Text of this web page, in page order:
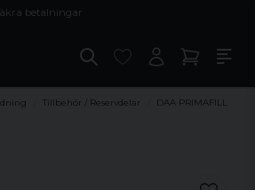
betalningar
Tillbehör / Reservdelar DAA PRIMAFILL